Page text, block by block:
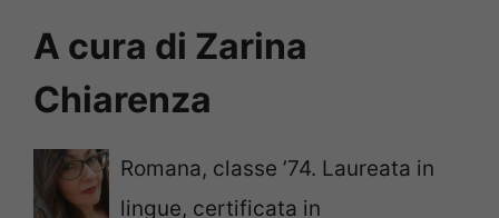
A cura di Zarina
Chiarenza
Romana, classe ’74. Laureata in
lingue, certificata in